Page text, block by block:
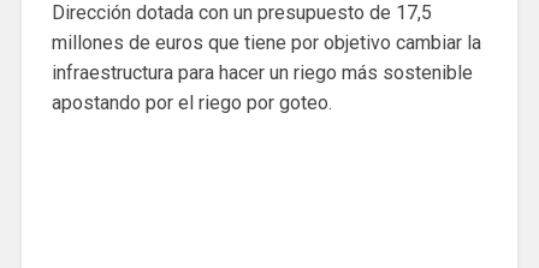
Dirección dotada con un presupuesto de 17,5
millones de euros que tiene por objetivo cambiar la
infraestructura para hacer un riego más sostenible
apostando por el riego por goteo.